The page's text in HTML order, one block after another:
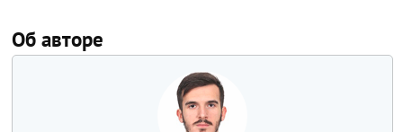
Об авторе